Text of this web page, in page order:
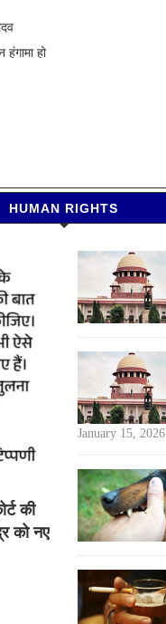
हो
HUMAN RIGHTS
की
को नए
January 15, 2026